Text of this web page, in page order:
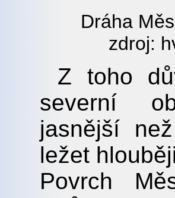
Dráha
zdroj:
Z toho
severní
jasnější
ležet
Povrch